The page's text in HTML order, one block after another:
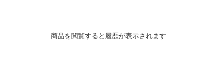
商品を閲覧すると履歴が表示されます